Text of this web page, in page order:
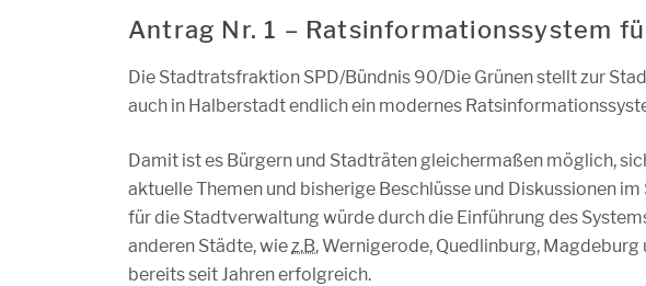
Antrag Nr. 1 – Ratsinformationssystem
Die Stadtratsfraktion SPD/Bündnis 90/Die Grünen stellt zur
auch in Halberstadt endlich ein modernes
Damit ist es Bürgern und Stadträten gleichermaßen möglich,
aktuelle Themen und bisherige Beschlüsse und Diskussionen
für die Stadtverwaltung würde durch die Einführung des
anderen Städte, wiez.B.Wernigerode, Quedlinburg,
bereits seit Jahren erfolgreich.